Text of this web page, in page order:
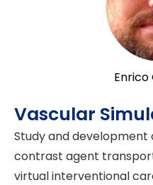
Vascular
Study and
contrast agent
virtual interventional